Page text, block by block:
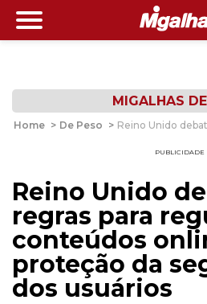
MIGALHAS
Home > De Peso > Reino Unido
PUBLICIDADE
Reino Unido
regras para
conteúdos
proteção da
dos usuários